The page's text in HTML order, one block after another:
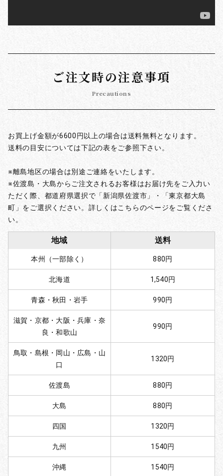
ご注文時の注意事項
Precautions
お買上げ金額が6600円以上の場合は送料無料となります。
送料の目安については下記の表をご参照下さい。
※離島地区の場合は別途ご連絡をいたします。
※佐渡島・大島からご注文されるお客様はお届け先をご入力い
ただく際、都道府県選択で「新潟県佐渡市」・「東京都大島
町」をご選択ください。詳しくはこちらのページをご覧くださ
い。
地域 送料
本州（一部除く） 880円
北海道 1,540円
青森・秋田・岩手 990円
滋賀・京都・大阪・兵庫・奈
良・和歌山
990円
鳥取・島根・岡山・広島・山
口
1320円
佐渡島 880円
大島 880円
四国 1320円
九州 1540円
沖縄 1540円